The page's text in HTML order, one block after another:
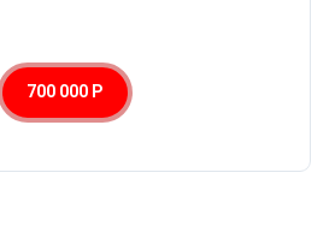
700 000 Р